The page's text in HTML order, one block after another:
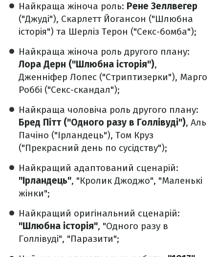
Найкраща жіноча роль: Рене Зеллвегер
("Джуді"), Скарлетт Йогансон ("Шлюбна
історія") та Шерліз Терон ("Секс-бомба");
Найкраща жіноча роль другого плану:
Лора Дерн ("Шлюбна історія"),
Дженніфер Лопес ("Стриптизерки"), Марго
Роббі ("Секс-скандал");
Найкраща чоловіча роль другого плану:
Бред Пітт ("Одного разу в Голлівуді"), Аль
Пачіно ("Ірландець"), Том Круз
("Прекрасний день по сусідству");
Найкращий адаптований сценарій:
"Ірландець", "Кролик Джоджо", "Маленькі
жінки";
Найкращий оригінальний сценарій:
"Шлюбна історія", "Одного разу в
Голлівуді", "Паразити";